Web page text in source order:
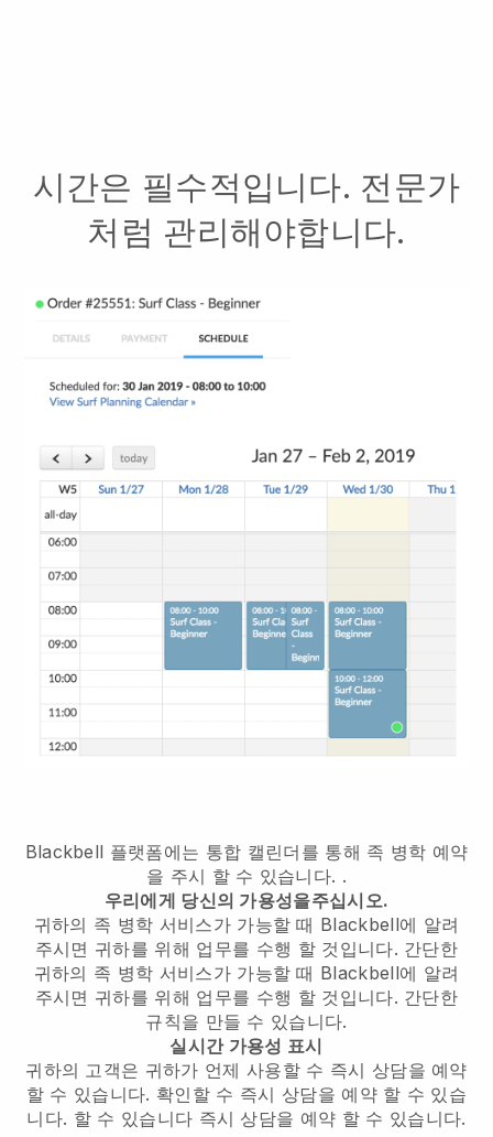
시간은 필수적입니다. 전문가
처럼 관리해야합니다.
Blackbell 플랫폼에는 통합 캘린더를 통해 족 병학 예약
을 주시 할 수 있습니다. .
우리에게 당신의 가용성을주십시오.
귀하의 족 병학 서비스가 가능할 때 Blackbell에 알려
주시면 귀하를 위해 업무를 수행 할 것입니다. 간단한
귀하의 족 병학 서비스가 가능할 때 Blackbell에 알려
주시면 귀하를 위해 업무를 수행 할 것입니다. 간단한
규칙을 만들 수 있습니다.
실시간 가용성 표시
귀하의 고객은 귀하가 언제 사용할 수 즉시 상담을 예약
할 수 있습니다. 확인할 수 즉시 상담을 예약 할 수 있습
니다. 할 수 있습니다 즉시 상담을 예약 할 수 있습니다.